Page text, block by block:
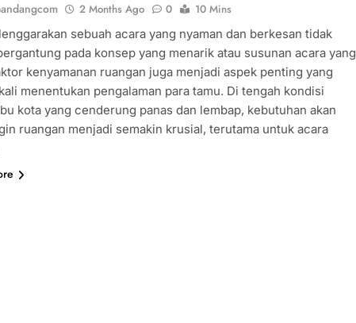
2 Months Ago 0
10 Mins
sebuah acara yang nyaman dan berkesan tidak
pada konsep yang menarik atau susunan acara yang
kenyamanan ruangan juga menjadi aspek penting yang
menentukan pengalaman para tamu. Di tengah kondisi
kota yang cenderung panas dan lembap, kebutuhan akan
ruangan menjadi semakin krusial, terutama untuk acara